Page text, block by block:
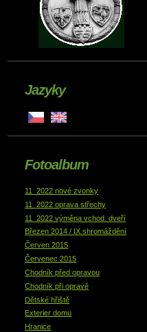
Jazyky
Fotoalbum
11_2022 nové zvonky
11_2022 oprava střechy
11_2022 výměna vchod. dveří
Březen 2014 / IX.shromáždění
Červen 2015
Červenec 2015
Chodník před opravou
Chodník při opravě
Dětské hřiště
Exterier domu
Hranice